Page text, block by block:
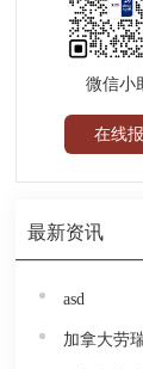
微信小
在线
最新资讯
asd
加拿大劳